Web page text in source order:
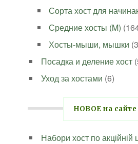
Сорта хост для
Средние хосты (M)
Хосты-мыши, мышки
Посадка и деление хост
Уход за хостами (6)
НОВОЕ на сайте
Набори хост по акційній